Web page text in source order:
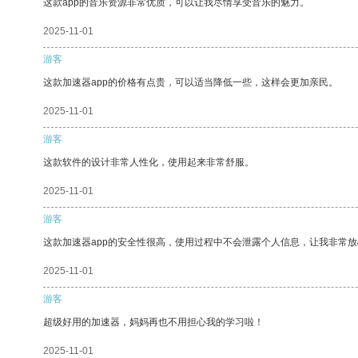
这款app的音乐资源非常优质，可以让我尽情享受音乐的魅力。
2025-11-01
游客
这款加速器app的价格有点贵，可以适当降低一些，这样会更加亲民。
2025-11-01
游客
这款软件的设计非常人性化，使用起来非常舒服。
2025-11-01
游客
这款加速器app的安全性很高，使用过程中不会泄露个人信息，让我非常
2025-11-01
游客
超级好用的加速器，妈妈再也不用担心我的学习啦！
2025-11-01